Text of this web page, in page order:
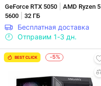
GeForce RTX 5050
AMD Ryzen 5
5600
32 ГБ
Бесплатная доставка
Отправим 1-3 дн.
BEST CLICK -5%